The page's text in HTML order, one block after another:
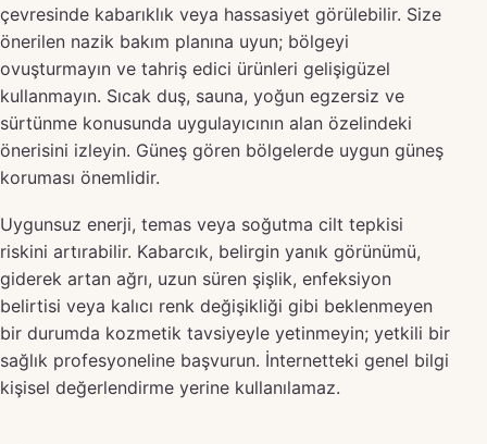
çevresinde kabarıklık veya hassasiyet görülebilir. Size
önerilen nazik bakım planına uyun; bölgeyi
ovuşturmayın ve tahriş edici ürünleri gelişigüzel
kullanmayın. Sıcak duş, sauna, yoğun egzersiz ve
sürtünme konusunda uygulayıcının alan özelindeki
önerisini izleyin. Güneş gören bölgelerde uygun güneş
koruması önemlidir.
Uygunsuz enerji, temas veya soğutma cilt tepkisi
riskini artırabilir. Kabarcık, belirgin yanık görünümü,
giderek artan ağrı, uzun süren şişlik, enfeksiyon
belirtisi veya kalıcı renk değişikliği gibi beklenmeyen
bir durumda kozmetik tavsiyeyle yetinmeyin; yetkili bir
sağlık profesyoneline başvurun. İnternetteki genel bilgi
kişisel değerlendirme yerine kullanılamaz.